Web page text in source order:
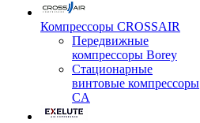
Компрессоры CROSSAIR
Передвижные
компрессоры Borey
Стационарные
винтовые компрессоры
CA